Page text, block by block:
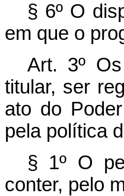
§ 6º O
em que o
Art. 3º
titular, ser
ato do
pela política
§ 1º O
conter, pelo